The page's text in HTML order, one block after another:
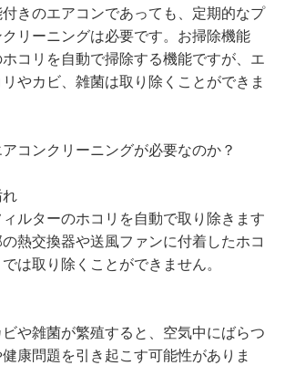
きのエアコンであっても、定期的なプ
リーニングは必要です。お掃除機能
コリを自動で掃除する機能ですが、エ
やカビ、雑菌は取り除くことができま
コンクリーニングが必要なのか？
ルターのホコリを自動で取り除きます
熱交換器や送風ファンに付着したホコ
は取り除くことができません。
や雑菌が繁殖すると、空気中にばらつ
康問題を引き起こす可能性がありま